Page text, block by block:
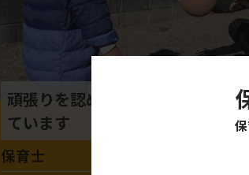
頑張りを認めてくれるので安心し
ています
保育士